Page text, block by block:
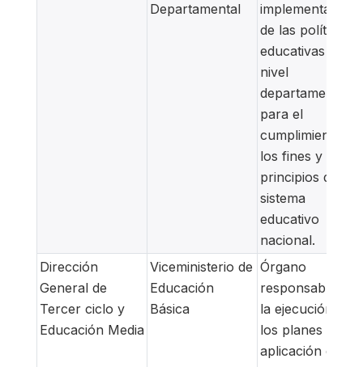
Departamental
implementación
de las políticas
educativas a
nivel
departamental,
para el
cumplimiento de
los fines y
principios del
sistema
educativo
nacional.
Dirección
General de
Tercer ciclo y
Educación Media
Viceministerio de
Educación
Básica
Órgano
responsable de
la ejecución de
los planes y la
aplicación de las